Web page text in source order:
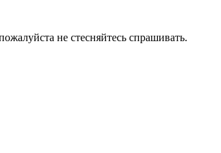
не стесняйтесь спрашивать.